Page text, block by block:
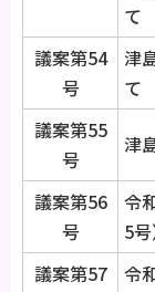
て
議案第54
号
津
て
議案第55
号
津
議案第56
号
令
5
議案第57
令